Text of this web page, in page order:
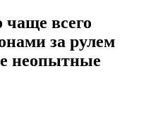
чаще всего
за рулем
неопытные